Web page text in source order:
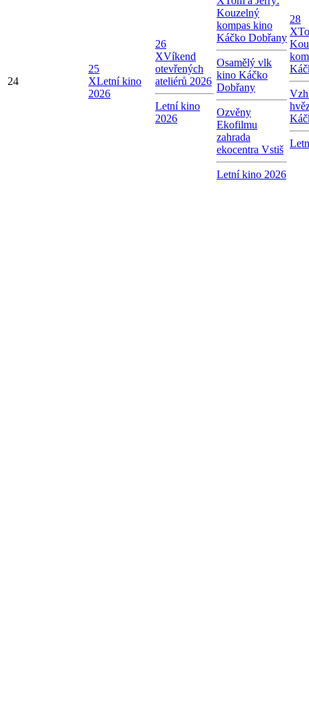
24
25
XLetní kino
2026
26
XVíkend
otevřených
ateliérů 2026
Letní kino
2026
Kouzelný
kompas kino
Káčko Dobřany
Osamělý vlk
kino Káčko
Dobřany
Ozvěny
Ekofilmu
zahrada
ekocentra Vstiš
Letní kino 2026
28
X